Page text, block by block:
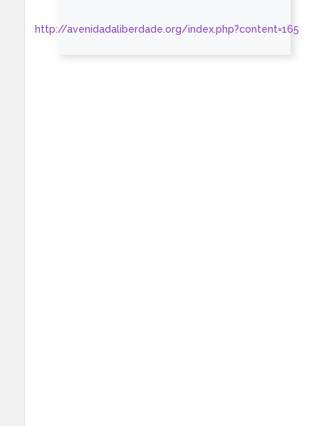
http://avenidadaliberdade.org/index.php?content=165